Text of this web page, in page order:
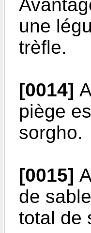
une
trèfle.
[0014]
piège
sorgho.
[0015]
de
total de